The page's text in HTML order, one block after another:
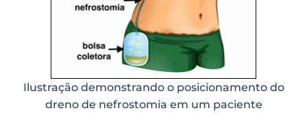
Ilustração demonstrando o posicionamento do
dreno de nefrostomia em um paciente